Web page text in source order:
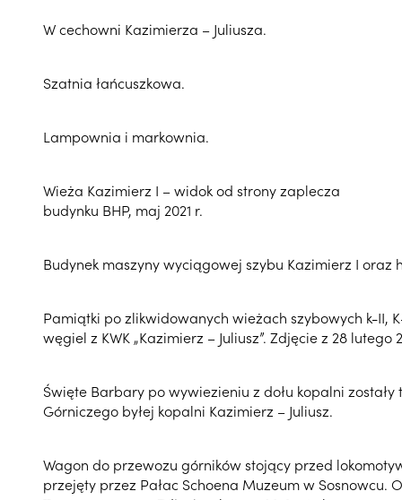
W cechowni Kazimierza – Juliusza.
Szatnia łańcuszkowa.
Lampownia i markownia.
Wieża Kazimierz I – widok od strony zaplecza
budynku BHP, maj 2021 r.
Budynek maszyny wyciągowej szybu Kazimierz I oraz
Pamiątki po zlikwidowanych wieżach szybowych k-II,
węgiel z KWK „Kazimierz – Juliusz”. Zdjęcie z 28 lutego
Święte Barbary po wywiezieniu z dołu kopalni
Górniczego byłej kopalni Kazimierz – Juliusz.
Wagon do przewozu górników stojący przed
przejęty przez Pałac Schoena Muzeum w Sosnowcu.